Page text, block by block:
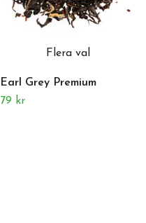
Flera val
Earl Grey Premium
79 kr